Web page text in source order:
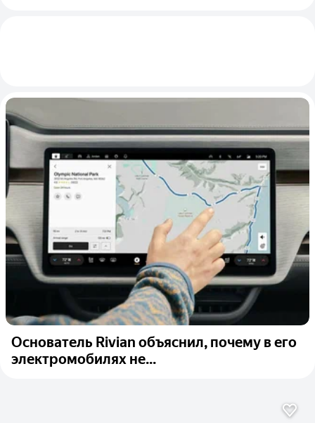
Основатель Rivian объяснил, почему в его
электромобилях не...